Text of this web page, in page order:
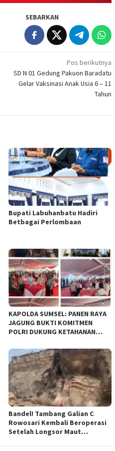
SEBARKAN
Pos berikutnya
SD N 01 Gedung Pakuon Baradatu
Gelar Vaksinasi Anak Usia 6 – 11
Tahun
Bupati Labuhanbatu Hadiri
Betbagai Perlombaan
KAPOLDA SUMSEL: PANEN RAYA
JAGUNG BUKTI KOMITMEN
POLRI DUKUNG KETAHANAN
Bandel! Tambang Galian C
Rowosari Kembali Beroperasi
Setelah Longsor Maut